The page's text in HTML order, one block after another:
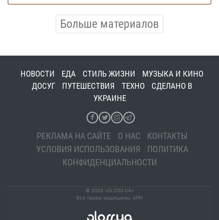
Больше материалов
НОВОСТИ ЕДА СТИЛЬ ЖИЗНИ
МУЗЫКА И КИНО
ДОСУГ
ПУТЕШЕСТВИЯ ТЕХНО
СДЕЛАНО В
УКРАИНЕ
РЕКЛАМА НА САЙТЕ О НАС
КОНТАКТЫ
УСЛОВИЯ ИСПОЛЬЗОВАНИЯ
ПОЛИТИКА
КОНФИДЕНЦИАЛЬНОСТИ
© 2026 «GLOSS.UA»
Все права защищены. ePN